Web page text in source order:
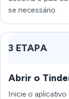
se necessário.
3 ETAPA
Abrir o
Inicie o aplicativo